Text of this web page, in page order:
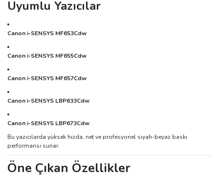
Uyumlu Yazıcılar
Canon i-SENSYS MF653Cdw
Canon i-SENSYS MF655Cdw
Canon i-SENSYS MF657Cdw
Canon i-SENSYS LBP633Cdw
Canon i-SENSYS LBP673Cdw
Bu yazıcılarda yüksek hızda, net ve profesyonel siyah-beyaz baskı
performansı sunar.
Öne Çıkan Özellikler